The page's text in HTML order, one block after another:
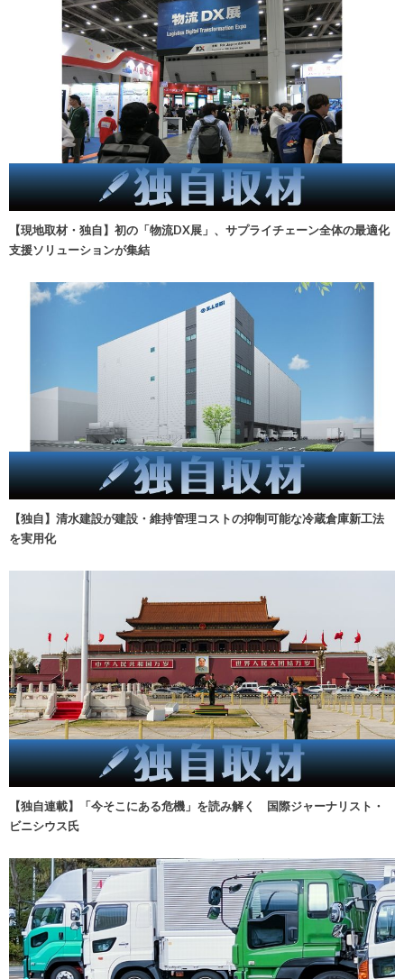
【現地取材・独自】初の「物流DX展」、サプライチェーン全体の最適化
支援ソリューションが集結
【独自】清水建設が建設・維持管理コストの抑制可能な冷蔵倉庫新工法
を実用化
【独自連載】「今そこにある危機」を読み解く 国際ジャーナリスト・
ビニシウス氏